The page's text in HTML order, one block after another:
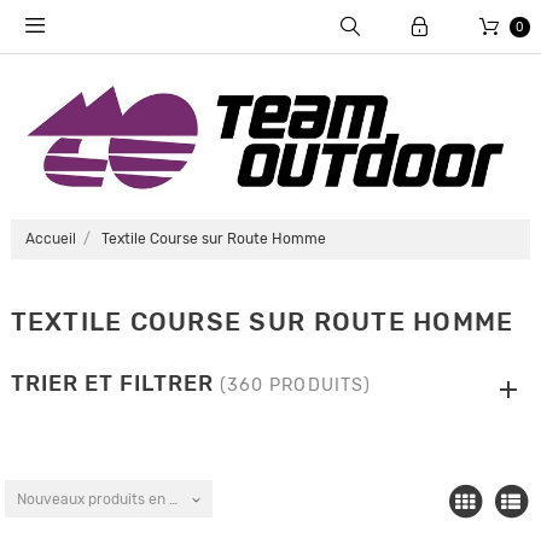
0
Accueil Textile Course sur Route Homme
TEXTILE COURSE SUR ROUTE HOMME
TRIER ET FILTRER (360 PRODUITS)
Nouveaux produits en premier